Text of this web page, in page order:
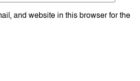
and website in this browser for the